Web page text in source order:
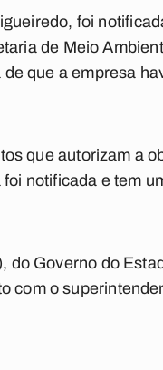
foi
de Meio
que a empresa
que autorizam a
notificada e tem
do Governo do
com o